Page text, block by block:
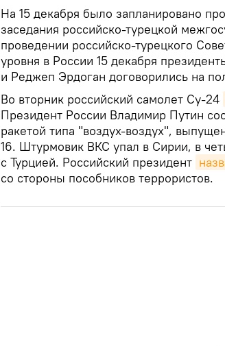
На 15 декабря было запланировано
заседания российско-турецкой
проведении российско-турецкого
уровня в России 15 декабря
и Реджеп Эрдоган договорились на
Во вторник российский самолет Су-24
Президент России Владимир Путин
ракетой типа "воздух-воздух",
16. Штурмовик ВКС упал в Сирии, в
с Турцией. Российский президент
со стороны пособников террористов.